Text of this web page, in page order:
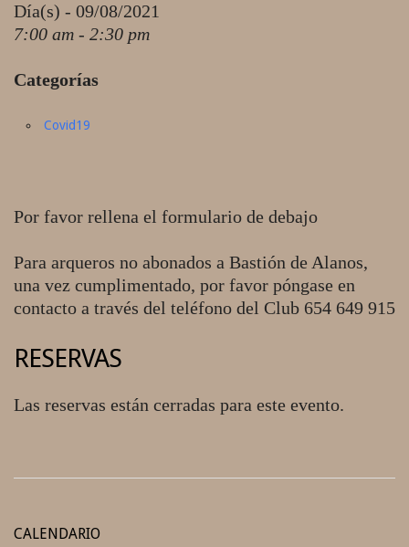
Día(s) - 09/08/2021
7:00 am - 2:30 pm
Categorías
Covid19
Por favor rellena el formulario de debajo
Para arqueros no abonados a Bastión de Alanos,
una vez cumplimentado, por favor póngase en
contacto a través del teléfono del Club 654 649 915
RESERVAS
Las reservas están cerradas para este evento.
09
CALENDARIO